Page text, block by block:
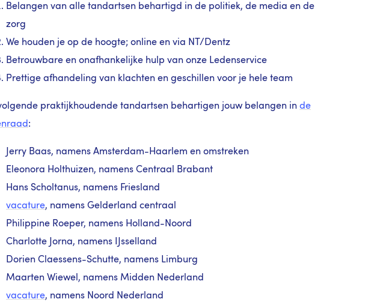
Belangen van alle tandartsen behartigd in de politiek, de media en de
zorg
We houden je op de hoogte; online en via NT/Dentz
Betrouwbare en onafhankelijke hulp van onze Ledenservice
Prettige afhandeling van klachten en geschillen voor je hele team
praktijkhoudende tandartsen behartigen jouw belangen in de
:
Jerry Baas, namens Amsterdam-Haarlem en omstreken
Eleonora Holthuizen, namens Centraal Brabant
Hans Scholtanus, namens Friesland
vacature, namens Gelderland centraal
Philippine Roeper, namens Holland-Noord
Charlotte Jorna, namens IJsselland
Dorien Claessens-Schutte, namens Limburg
Maarten Wiewel, namens Midden Nederland
vacature, namens Noord Nederland